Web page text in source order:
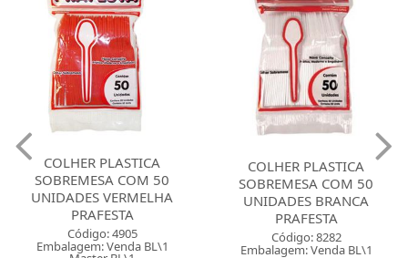
COLHER PLASTICA
SOBREMESA COM 50
UNIDADES VERMELHA
PRAFESTA
Código: 4905
Embalagem: Venda BL\1
COLHER PLASTICA
SOBREMESA COM 50
UNIDADES BRANCA
PRAFESTA
Código: 8282
Embalagem: Venda BL\1